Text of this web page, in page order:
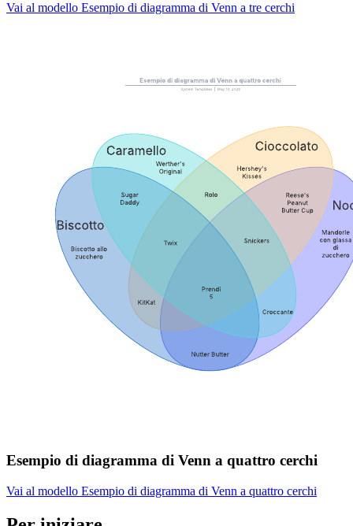
Vai al modello Esempio di diagramma di Venn a tre cerchi
Esempio di diagramma di Venn a quattro cerchi
Vai al modello Esempio di diagramma di Venn a quattro cerchi